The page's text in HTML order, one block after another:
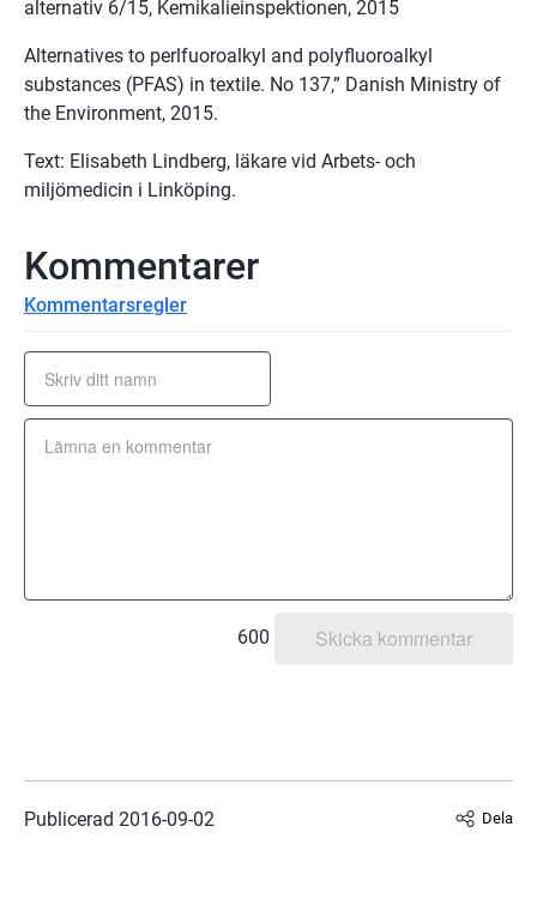
alternativ 6/15, Kemikalieinspektionen, 2015
Alternatives to perlfuoroalkyl and polyfluoroalkyl
substances (PFAS) in textile. No 137,” Danish Ministry of
the Environment, 2015.
Text: Elisabeth Lindberg, läkare vid Arbets- och
miljömedicin i Linköping.
Kommentarsregler
Kommentarer
600
Publicerad 2016-09-02 Dela